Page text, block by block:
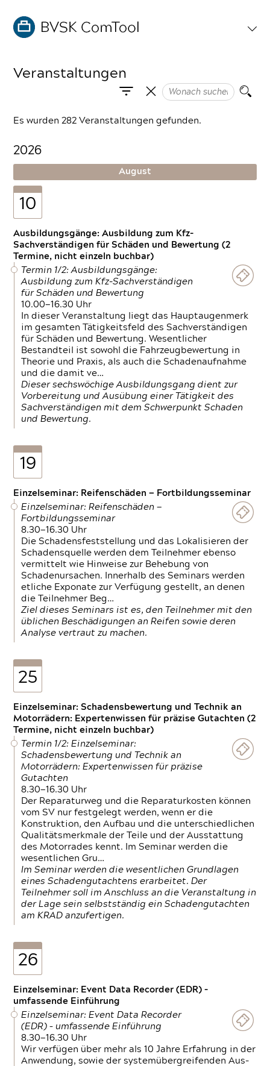
Veranstaltungen
Es wurden 282 Veranstaltungen gefunden.
2026
August
10
Ausbildungsgänge: Ausbildung zum Kfz-
Sachverständigen für Schäden und Bewertung (2
Termine, nicht einzeln buchbar)
Termin 1/2: Ausbildungsgänge:
Ausbildung zum Kfz-Sachverständigen
für Schäden und Bewertung
10.00—16.30 Uhr
In dieser Veranstaltung liegt das Hauptaugenmerk
im gesamten Tätigkeitsfeld des Sachverständigen
für Schäden und Bewertung. Wesentlicher
Bestandteil ist sowohl die Fahrzeugbewertung in
Theorie und Praxis, als auch die Schadenaufnahme
und die damit ve…
Dieser sechswöchige Ausbildungsgang dient zur
Vorbereitung und Ausübung einer Tätigkeit des
Sachverständigen mit dem Schwerpunkt Schaden
und Bewertung.
19
Einzelseminar: Reifenschäden — Fortbildungsseminar
Einzelseminar: Reifenschäden —
Fortbildungsseminar
8.30—16.30 Uhr
Die Schadensfeststellung und das Lokalisieren der
Schadensquelle werden dem Teilnehmer ebenso
vermittelt wie Hinweise zur Behebung von
Schadenursachen. Innerhalb des Seminars werden
etliche Exponate zur Verfügung gestellt, an denen
die Teilnehmer Beg…
Ziel dieses Seminars ist es, den Teilnehmer mit den
üblichen Beschädigungen an Reifen sowie deren
Analyse vertraut zu machen.
25
Einzelseminar: Schadensbewertung und Technik an
Motorrädern: Expertenwissen für präzise Gutachten (2
Termine, nicht einzeln buchbar)
Termin 1/2: Einzelseminar:
Schadensbewertung und Technik an
Motorrädern: Expertenwissen für präzise
Gutachten
8.30—16.30 Uhr
Der Reparaturweg und die Reparaturkosten können
vom SV nur festgelegt werden, wenn er die
Konstruktion, den Aufbau und die unterschiedlichen
Qualitätsmerkmale der Teile und der Ausstattung
des Motorrades kennt. Im Seminar werden die
wesentlichen Gru…
Im Seminar werden die wesentlichen Grundlagen
eines Schadengutachtens erarbeitet. Der
Teilnehmer soll im Anschluss an die Veranstaltung in
der Lage sein selbstständig ein Schadengutachten
am KRAD anzufertigen.
26
Einzelseminar: Event Data Recorder (EDR) –
umfassende Einführung
Einzelseminar: Event Data Recorder
(EDR) – umfassende Einführung
8.30—16.30 Uhr
Wir verfügen über mehr als 10 Jahre Erfahrung in der
Anwendung, sowie der systemübergreifenden Aus-